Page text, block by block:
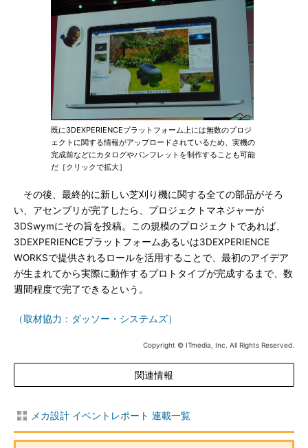
既に3DEXPERIENCEプラットフォーム上には無数のプロジ
ェクトに関する情報がアップロードされているため、実機の
完成前などにカタログやパンフレットを制作することも可能
だ［クリックで拡大］
その後、最終的に新しい芝刈り機に関する全ての部品がそろ
い、アセンブリが完了したら、プロジェクトマネジャーが
3DSwymにその旨を投稿。この規模のプロジェクトであれば、
3DEXPERIENCEプラットフォームあるいは3DEXPERIENCE
WORKSで提供されるロールを活用することで、最初のアイデア
が生まれてから実際に動作するプロトタイプが完成するまで、数
週間程度で完了できるという。
（取材協力：ダッソー・システムズ）
Copyright © ITmedia, Inc. All Rights Reserved.
関連情報
メカ設計 イベントレポート 連載一覧